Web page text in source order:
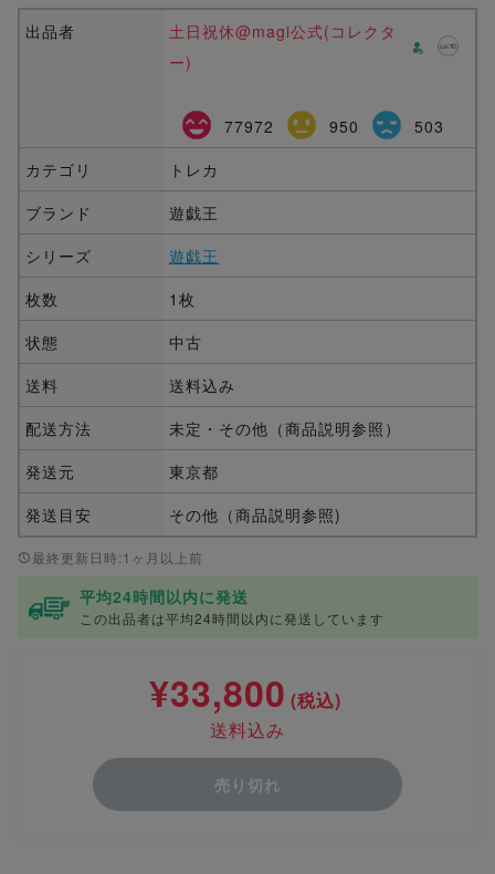
出品者
土日祝休@magi公式(コレクタ
ー)
77972 950
503
カテゴリ
トレカ
ブランド
遊戯王
シリーズ
遊戯王
枚数
1枚
状態
中古
送料
送料込み
配送方法
未定・その他（商品説明参照）
発送元
東京都
発送目安
その他（商品説明参照)
最終更新日時:1ヶ月以上前
平均24時間以内に発送
この出品者は平均24時間以内に発送しています
¥33,800 (税込)
送料込み
売り切れ